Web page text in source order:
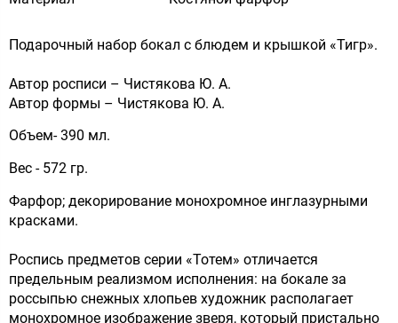
Подарочный набор бокал с блюдем и крышкой «Тигр».
Автор росписи – Чистякова Ю. А.
Автор формы – Чистякова Ю. А.
Объем- 390 мл.
Вес - 572 гр.
Фарфор; декорирование монохромное инглазурными
красками.
Роспись предметов серии «Тотем» отличается
предельным реализмом исполнения: на бокале за
россыпью снежных хлопьев художник располагает
монохромное изображение зверя, который пристально